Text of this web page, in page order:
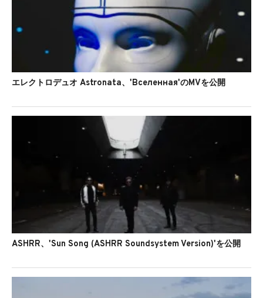
エレクトロデュオ Astronata、'Вселенная'のMVを公開
ASHRR、'Sun Song (ASHRR Soundsystem Version)'を公開